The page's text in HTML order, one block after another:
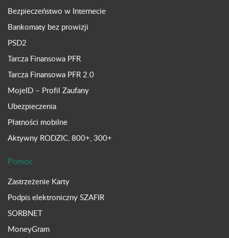
Bezpieczeństwo w Internecie
Bankomaty bez prowizji
PSD2
Tarcza Finansowa PFR
Tarcza Finansowa PFR 2.0
MojeID – Profil Zaufany
Ubezpieczenia
Płatności mobilne
Aktywny RODZIC, 800+, 300+
Pomoc
Zastrzeżenie Karty
Podpis elektroniczny SZAFIR
SORBNET
MoneyGram